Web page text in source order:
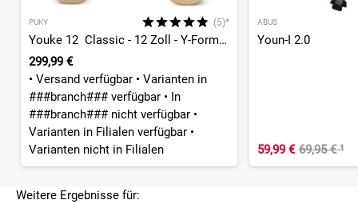
PUKY (5)*
Youke 12 Classic - 12 Zoll - Y-Form - 2026
299,99 €
• Versand verfügbar • Varianten in
###branch### verfügbar • In
###branch### nicht verfügbar •
Varianten in Filialen verfügbar •
Varianten nicht in Filialen
ABUS
Youn-I 2.0
59,99 € 69,95 €¹
Weitere Ergebnisse für: